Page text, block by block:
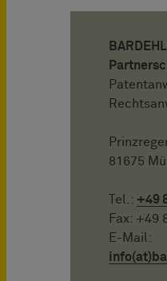
81675
Tel.: +49
Fax: +49
E-Mail: